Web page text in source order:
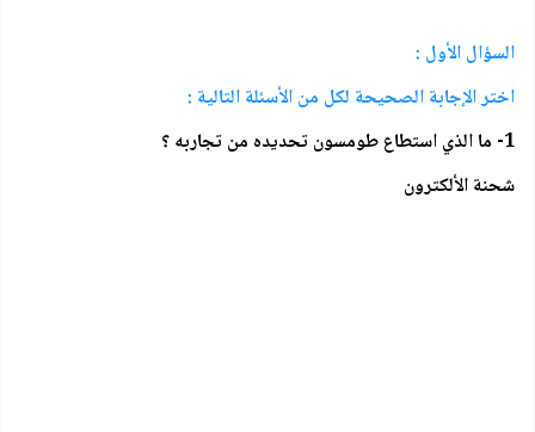
السؤال الأول :
اختر الإجابة الصحيحة لكل من الأسئلة التالية :
1- ما الذي استطاع طومسون تحديده من تجاربه ؟
شحنة الألكترون